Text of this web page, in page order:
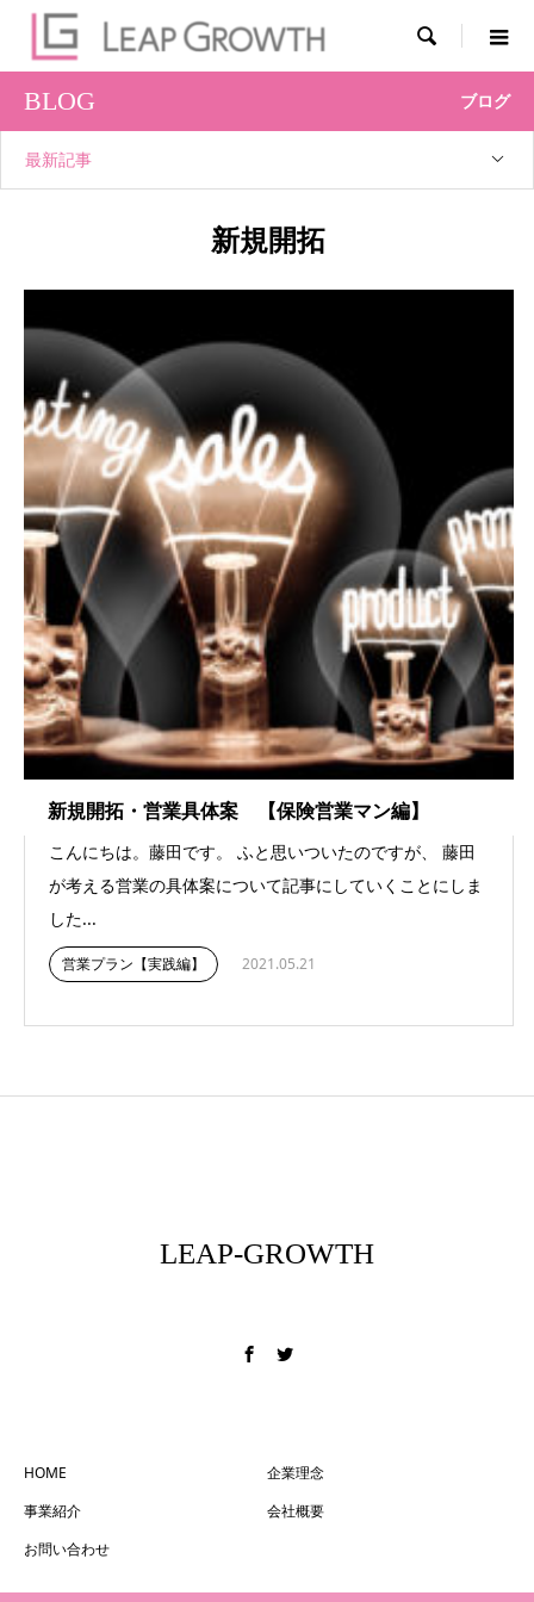

BLOG ブログ
最新記事
新規開拓
新規開拓・営業具体案 【保険営業マン編】
こんにちは。藤田です。 ふと思いついたのですが、 藤田
が考える営業の具体案について記事にしていくことにしま
した...
営業プラン【実践編】 2021.05.21
LEAP-GROWTH
HOME
企業理念
事業紹介
会社概要
お問い合わせ